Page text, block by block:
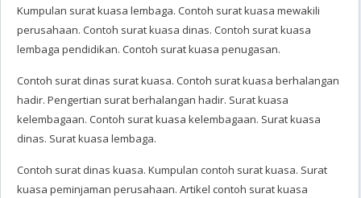
Kumpulan surat kuasa lembaga. Contoh surat kuasa mewakili
perusahaan. Contoh surat kuasa dinas. Contoh surat kuasa
lembaga pendidikan. Contoh surat kuasa penugasan.
Contoh surat dinas surat kuasa. Contoh surat kuasa berhalangan
hadir. Pengertian surat berhalangan hadir. Surat kuasa
kelembagaan. Contoh surat kuasa kelembagaan. Surat kuasa
dinas. Surat kuasa lembaga.
Contoh surat dinas kuasa. Kumpulan contoh surat kuasa. Surat
kuasa peminjaman perusahaan. Artikel contoh surat kuasa